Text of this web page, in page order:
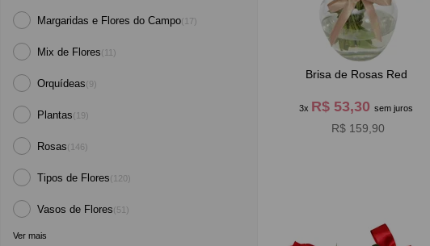
Margaridas e Flores do Campo(17)
Mix de Flores(11)
Orquídeas(9)
Plantas(19)
Rosas(146)
Tipos de Flores(120)
Vasos de Flores(51)
Ver mais
Brisa de Rosas Red
3x R$ 53,30sem juros
R$ 159,90